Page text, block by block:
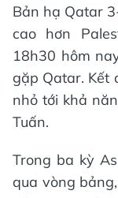
Bản hạ Qatar
cao hơn
18h30 hôm
gặp Qatar. Kết
nhỏ tới khả
Tuấn.
Trong ba kỳ
qua vòng